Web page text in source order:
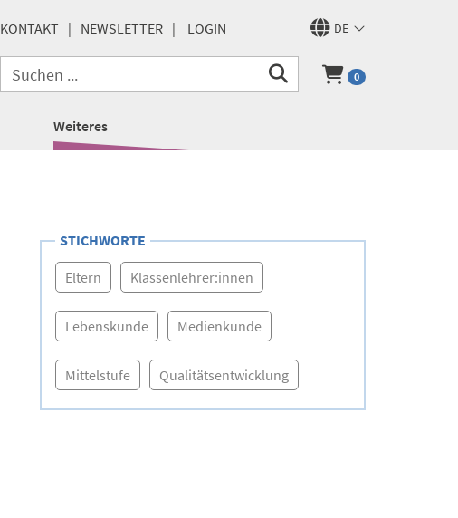
DE
KONTAKT NEWSLETTER LOGIN
0
Weiteres
STICHWORTE
Eltern Klassenlehrer:innen
Lebenskunde Medienkunde
Mittelstufe Qualitätsentwicklung